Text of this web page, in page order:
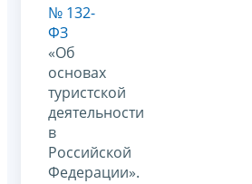
№ 132-
ФЗ
«Об
основах
туристской
деятельности
в
Российской
Федерации».